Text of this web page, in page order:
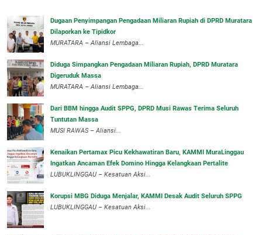
‎Dugaan Penyimpangan Pengadaan Miliaran Rupiah di DPRD Muratara
Dilaporkan ke Tipidkor
‎MURATARA – Aliansi Lembaga...
Diduga Simpangkan Pengadaan Miliaran Rupiah, DPRD Muratara
Digeruduk Massa
‎MURATARA – Aliansi Lembaga...
Dari BBM hingga Audit SPPG, DPRD Musi Rawas Terima Seluruh
Tuntutan Massa
MUSI RAWAS – Aliansi...
‎Kenaikan Pertamax Picu Kekhawatiran Baru, KAMMI MuraLinggau
Ingatkan Ancaman Efek Domino Hingga Kelangkaan Pertalite
‎LUBUKLINGGAU – Kesatuan Aksi...
Korupsi MBG Diduga Menjalar, KAMMI Desak Audit Seluruh SPPG
‎LUBUKLINGGAU – Kesatuan Aksi...